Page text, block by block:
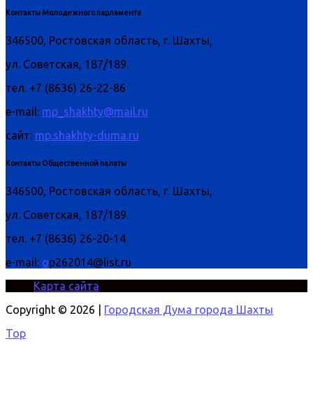
Контакты Молодежного парламента
346500, Ростовская область, г. Шахты,
ул. Советская, 187/189.
тел. +7 (8636) 26-22-86
e-mail: mp_shakhty@mail.ru
сайт: mp.shakhty-duma.ru
Контакты Общественной палаты
346500, Ростовская область, г. Шахты,
ул. Советская, 187/189.
тел. +7 (8636) 26-20-14
e-mail: op262014@list.ru
Карта сайта
Copyright © 2026 |
Городская Дума города Шахты
Top